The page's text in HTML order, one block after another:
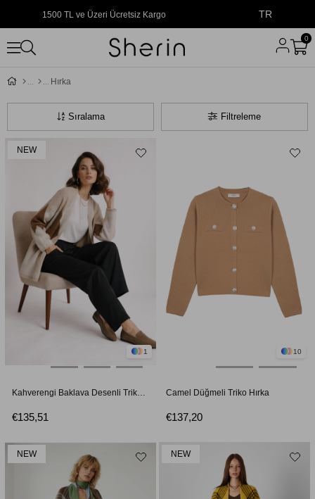
1500 TL ve Üzeri Ücretsiz Kargo TR
0
Hırka
Filtreleme
Sıralama
1
€135,51
NEW
10
Camel Düğmeli Triko Hırka
€137,20
NEW NEW